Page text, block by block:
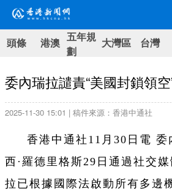
頭條 港澳 五年規
劃
大灣區 台灣
委內瑞拉譴責“美國封鎖領
2025-11-30 15:01 | 稿件來源：香港中通社
香港中通社11月30日電 委
西·羅德里格斯29日通過社交
拉已根據國際法啟動所有多邊